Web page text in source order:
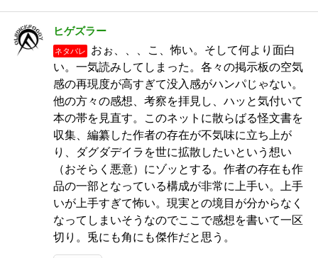
ヒゲズラー
ネタバレ
おぉ、、、こ、怖い。そして何より面白
い。一気読みしてしまった。各々の掲示板の空気
感の再現度が高すぎて没入感がハンパじゃない。
他の方々の感想、考察を拝見し、ハッと気付いて
本の帯を見直す。このネットに散らばる怪文書を
収集、編纂した作者の存在が不気味に立ち上が
り、ダグダデイラを世に拡散したいという想い
（おそらく悪意）にゾッとする。作者の存在も作
品の一部となっている構成が非常に上手い。上手
いが上手すぎて怖い。現実との境目が分からなく
なってしまいそうなのでここで感想を書いて一区
切り。兎にも角にも傑作だと思う。